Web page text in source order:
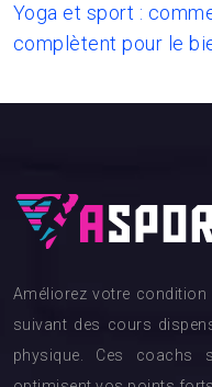
Yoga et sport :
complètent pour le
Améliorez votre
suivant des cours
physique. Ces coachs